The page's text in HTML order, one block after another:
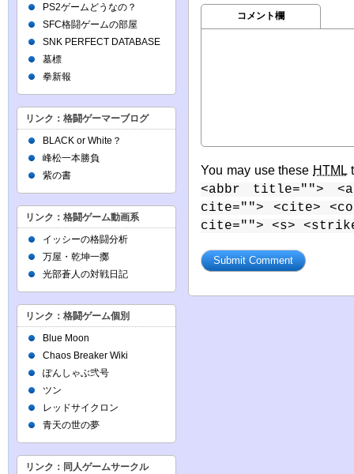
コメント欄
You may use these HTML
<abbr title="">
cite=""> <cite>
cite=""> <s>
PS2ゲームどうなの？
SFC格闘ゲームの部屋
SNK PERFECT DATABASE
墓標
拳新報
リンク：格闘ゲーマーブログ
BLACK or White？
峰松一本勝負
紫の書
リンク：格闘ゲーム動画系
イッシーの格闘分析
万屋・乾坤一擲
光部蒼人の対戦日記
リンク：格闘ゲーム個別
Blue Moon
Chaos Breaker Wiki
ぽんしゃぶ弐号
ツン
レッドサイクロン
青天の世の夢
リンク：同人ゲームサークル